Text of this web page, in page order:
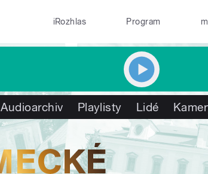
iRozhlas Program
Audioarchiv Playlisty Lidé